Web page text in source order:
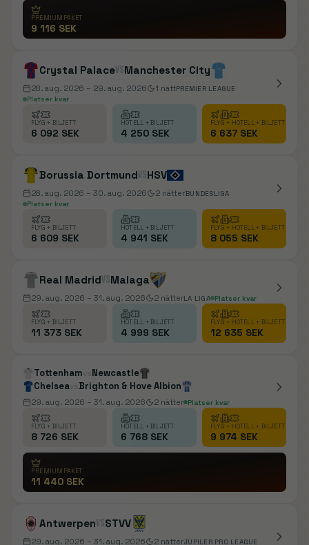
PREMIUMPAKET
9 116 SEK
Crystal PalacevsManchester City
28. aug. 2026 – 29. aug. 2026 1 nattPREMIER LEAGUE
Platser kvar
FLYG + BILJETT
6 092 SEK
HOTELL + BILJETT
4 250 SEK
FLYG + HOTELL + BILJETT
6 637 SEK
Borussia DortmundvsHSV
28. aug. 2026 – 30. aug. 2026 2 nätterBUNDESLIGA
Platser kvar
FLYG + BILJETT
6 609 SEK
HOTELL + BILJETT
4 941 SEK
FLYG + HOTELL + BILJETT
8 055 SEK
Real MadridvsMalaga
29. aug. 2026 – 31. aug. 2026 2 nätterLA LIGA Platser kvar
FLYG + BILJETT
11 373 SEK
HOTELL + BILJETT
4 999 SEK
FLYG + HOTELL + BILJETT
12 635 SEK
Tottenham vs Newcastle
Chelseavs Brighton & Hove Albion
29. aug. 2026 – 31. aug. 2026 2 nätter Platser kvar
FLYG + BILJETT
8 726 SEK
HOTELL + BILJETT
6 768 SEK
FLYG + HOTELL + BILJETT
9 974 SEK
PREMIUMPAKET
11 440 SEK
AntwerpenvsSTVV
29. aug. 2026 – 31. aug. 2026 2 nätterJUPILER PRO LEAGUE